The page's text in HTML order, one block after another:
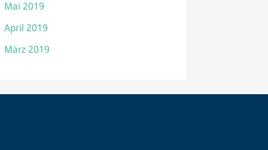
Mai 2019
April 2019
März 2019